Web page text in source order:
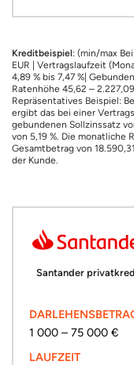
Kreditbeispiel: (min/max
EUR | Vertragslaufzeit
4,89 % bis 7,47 %|
Ratenhöhe 45,62 –
Repräsentatives Beispiel:
ergibt das bei einer
gebundenen Sollzinssatz
von 5,19 %. Die monatliche
Gesamtbetrag von
der Kunde.
Santander
1 000 – 75 000 €
LAUFZEIT